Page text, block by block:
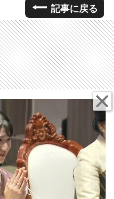
記事に戻る